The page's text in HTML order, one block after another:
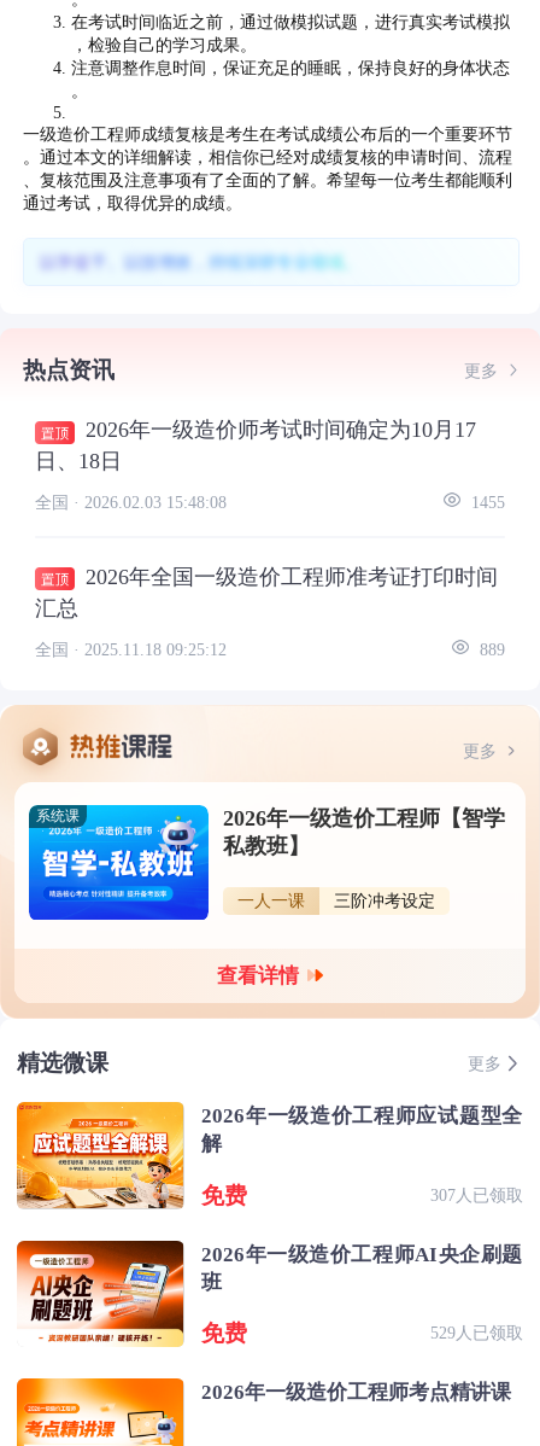
在考试时间临近之前，通过做模拟试题，进行真实考试模拟
，检验自己的学习成果。
注意调整作息时间，保证充足的睡眠，保持良好的身体状态
。
一级造价工程师成绩复核是考生在考试成绩公布后的一个重要环节
。通过本文的详细解读，相信你已经对成绩复核的申请时间、流程
、复核范围及注意事项有了全面的了解。希望每一位考生都能顺利
通过考试，取得优异的成绩。
以学促干、以技增效，持续深耕专业领域。
热点资讯 更多
2026年一级造价师考试时间确定为10月17
日、18日
全国 · 2026.02.03 15:48:08 1455
2026年全国一级造价工程师准考证打印时间
汇总
全国 · 2025.11.18 09:25:12 889
更多
系统课
2026年一级造价工程师【智学
私教班】
一人一课 三阶冲考设定
查看详情
精选微课 更多
2026年一级造价工程师应试题型全
解
免费 307人已领取
2026年一级造价工程师AI央企刷题
班
免费 529人已领取
2026年一级造价工程师考点精讲课